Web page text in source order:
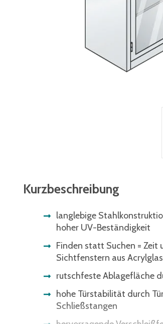
Kurzbeschreibung
langlebige
hoher UV-Beständigkeit
Finden statt Suchen =
Sichtfenstern aus
rutschfeste Ablagefläche
hohe Türstabilität durch
Schließstangen